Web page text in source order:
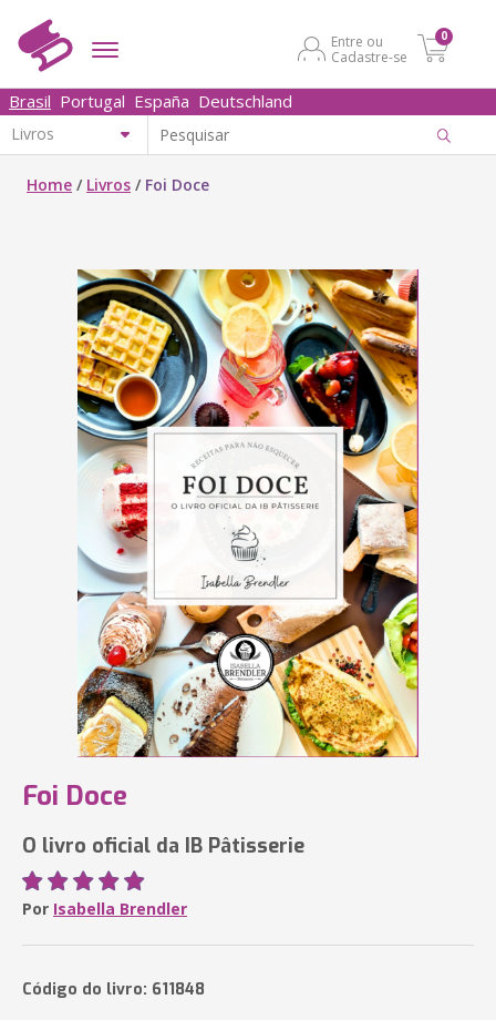
Entre ou
Cadastre-se
0
Brasil Portugal España Deutschland
Home / Livros / Foi Doce
Foi Doce
O livro oficial da IB Pâtisserie
Por Isabella Brendler
Código do livro: 611848